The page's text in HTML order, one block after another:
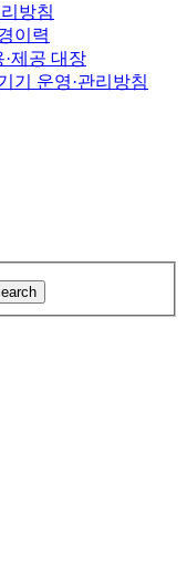
방침
이력
제공 대장
기 운영·관리방침